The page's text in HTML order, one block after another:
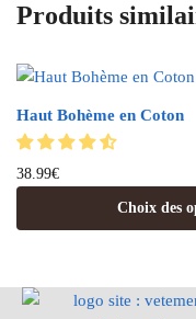
Produits
Haut Bohème en Coton
38.99€
Choix des